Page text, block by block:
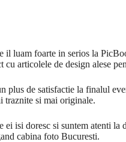
il luam foarte in serios la
articolele de design alese
de satisfactie la finalul
traznite si mai originale.
isi doresc si suntem atenti la
cabina foto Bucuresti.